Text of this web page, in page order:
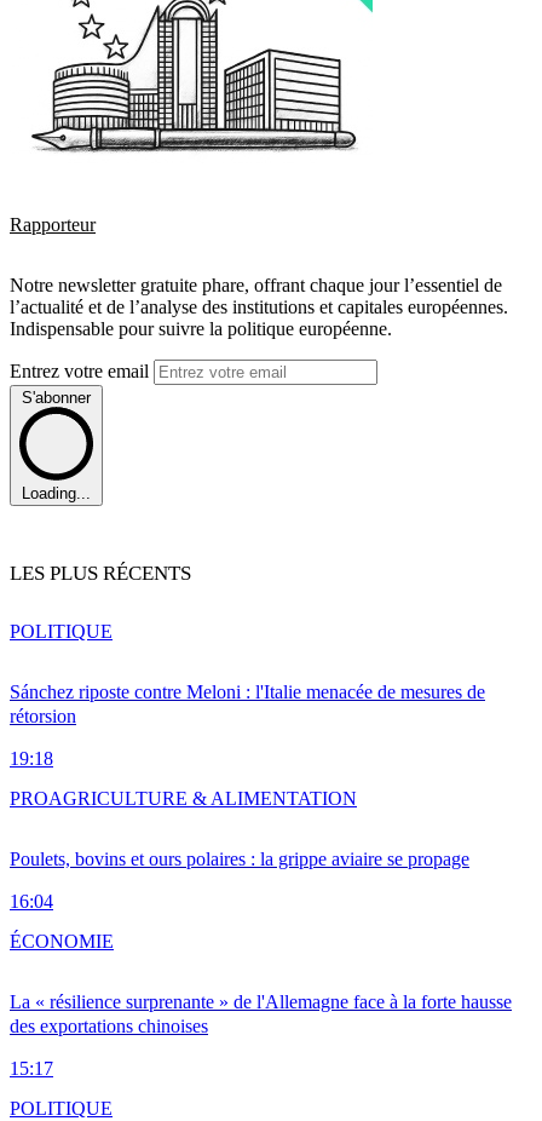
Rapporteur
Notre newsletter gratuite phare, offrant chaque jour l’essentiel de
l’actualité et de l’analyse des institutions et capitales européennes.
Indispensable pour suivre la politique européenne.
Entrez votre email
S'abonner
Loading...
LES PLUS RÉCENTS
Sánchez riposte contre Meloni : l'Italie menacée de mesures de
rétorsion
19:18
POLITIQUE
Poulets, bovins et ours polaires : la grippe aviaire se propage
16:04
PROAGRICULTURE & ALIMENTATION
La « résilience surprenante » de l'Allemagne face à la forte hausse
des exportations chinoises
15:17
ÉCONOMIE
POLITIQUE